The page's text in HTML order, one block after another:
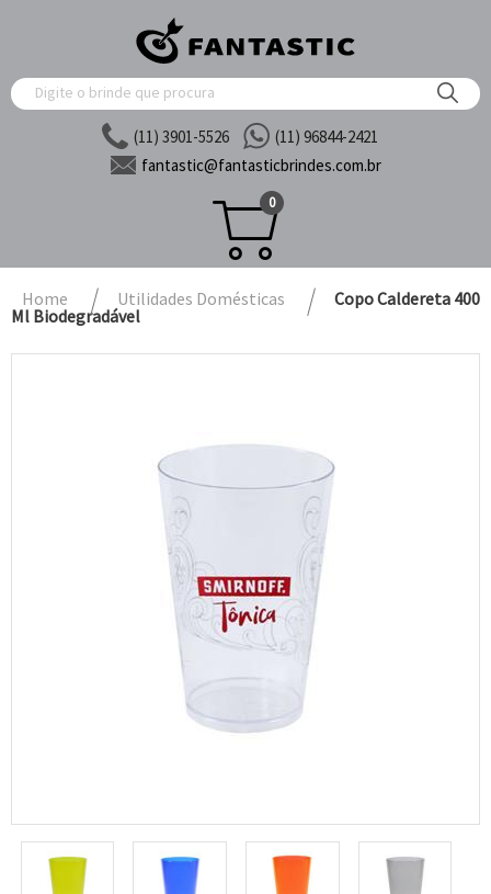
(11) 3901-5526
(11) 96844-2421
fantastic@fantasticbrindes.com.br
0
Home Utilidades Domésticas
Copo Caldereta 400
Ml Biodegradável